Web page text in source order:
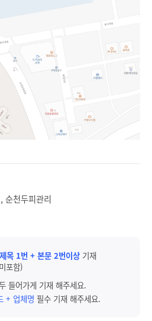
순천두피관리
제목 1번 + 본문 2번이상 기재
포함)
들어가게 기재 해주세요.
+ 업체명 필수 기재 해주세요.